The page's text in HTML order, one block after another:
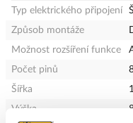
Typ elektrického připojení
Způsob montáže
Možnost rozšíření funkce
Počet pinů
Šířka
Výška